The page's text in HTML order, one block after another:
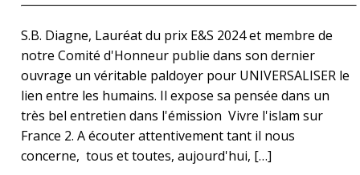
S.B. Diagne, Lauréat du prix E&S 2024 et membre de
notre Comité d'Honneur publie dans son dernier
ouvrage un véritable paldoyer pour UNIVERSALISER le
lien entre les humains. Il expose sa pensée dans un
très bel entretien dans l'émission Vivre l'islam sur
France 2. A écouter attentivement tant il nous
concerne, tous et toutes, aujourd'hui, […]